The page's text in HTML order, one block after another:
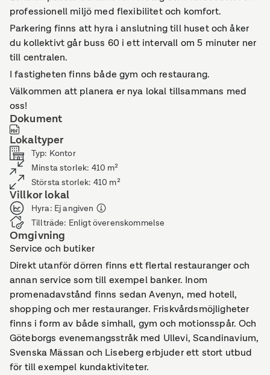
professionell miljö med flexibilitet och komfort.
Parkering finns att hyra i anslutning till huset och åker
du kollektivt går buss 60 i ett intervall om 5 minuter ner
till centralen.
I fastigheten finns både gym och restaurang.
Välkommen att planera er nya lokal tillsammans med
oss!
Dokument
Lokaltyper
Typ: Kontor
Minsta storlek: 410 m²
Största storlek: 410 m²
Villkor lokal
Hyra: Ej angiven
Tillträde: Enligt överenskommelse
Omgivning
Service och butiker
Direkt utanför dörren finns ett flertal restauranger och
annan service som till exempel banker. Inom
promenadavstånd finns sedan Avenyn, med hotell,
shopping och mer restauranger. Friskvårdsmöjligheter
finns i form av både simhall, gym och motionsspår. Och
Göteborgs evenemangsstråk med Ullevi, Scandinavium,
Svenska Mässan och Liseberg erbjuder ett stort utbud
för till exempel kundaktiviteter.